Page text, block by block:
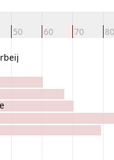
50 60 70 80